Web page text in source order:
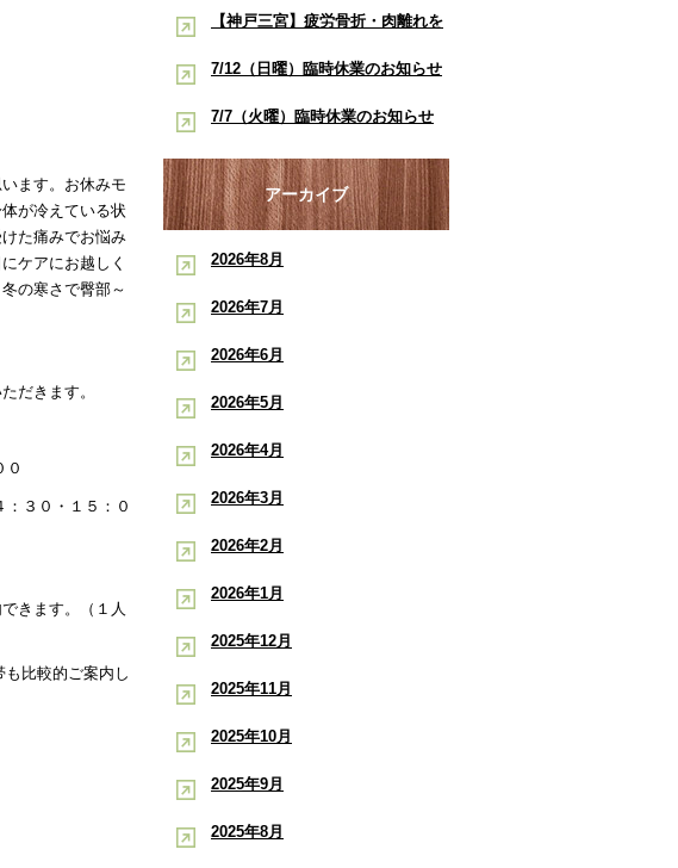
ます。お休みモ
が冷えている状
た痛みでお悩み
ケアにお越しく
の寒さで臀部～
だきます。
０
３０・１５：０
きます。（１人
比較的ご案内し
ポート
早く治したい学生アスリートへ｜
骨院
【神戸三宮】疲労骨折・肉離れを
早く治したい学生アスリートへ｜
骨院
7/12（日曜）臨時休業のお知らせ
【神戸市三宮 もと整骨院】
7/7（火曜）臨時休業のお知らせ
アーカイブ
2026年8月
2026年7月
2026年6月
2026年5月
2026年4月
2026年3月
2026年2月
2026年1月
2025年12月
2025年11月
2025年10月
2025年9月
2025年8月